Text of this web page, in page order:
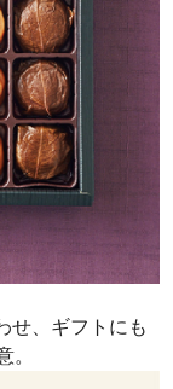
せ、ギフトにも
。